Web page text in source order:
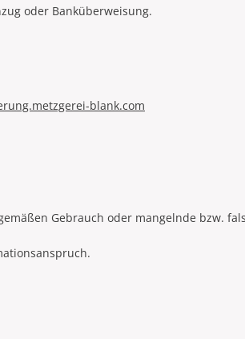
oder Banküberweisung.
blank.com
Gebrauch oder mangelnde bzw.